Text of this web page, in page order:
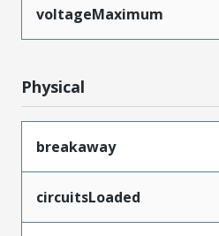
voltageMaximum
Physical
breakaway
circuitsLoaded